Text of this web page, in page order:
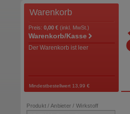
Warenkorb
Preis: 0,00 € (inkl. MwSt.)
Warenkorb/Kasse
Der Warenkorb ist leer
Mindestbestellwert 13,99 €
Produkt / Anbieter / Wirkstoff